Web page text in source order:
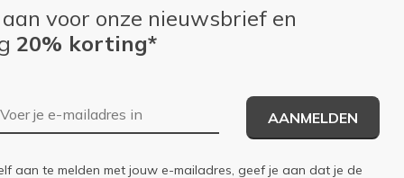
voor onze nieuwsbrief en
20% korting*
E-mailadres
AANMELDEN
aan te melden met jouw e-mailadres, geef je aan dat je de